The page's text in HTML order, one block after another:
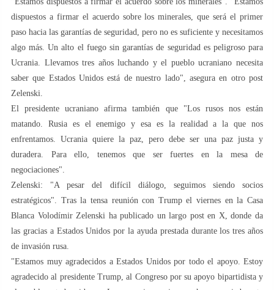
dispuestos a firmar el acuerdo sobre los minerales, que será el primer
paso hacia las garantías de seguridad, pero no es suficiente y necesitamos
algo más. Un alto el fuego sin garantías de seguridad es peligroso para
Ucrania. Llevamos tres años luchando y el pueblo ucraniano necesita
saber que Estados Unidos está de nuestro lado", asegura en otro post
Zelenski.
El presidente ucraniano afirma también que "Los rusos nos están
matando. Rusia es el enemigo y esa es la realidad a la que nos
enfrentamos. Ucrania quiere la paz, pero debe ser una paz justa y
duradera. Para ello, tenemos que ser fuertes en la mesa de
negociaciones".
Zelenski: "A pesar del difícil diálogo, seguimos siendo socios
estratégicos". Tras la tensa reunión con Trump el viernes en la Casa
Blanca Volodímir Zelenski ha publicado un largo post en X, donde da
las gracias a Estados Unidos por la ayuda prestada durante los tres años
de invasión rusa.
"Estamos muy agradecidos a Estados Unidos por todo el apoyo. Estoy
agradecido al presidente Trump, al Congreso por su apoyo bipartidista y